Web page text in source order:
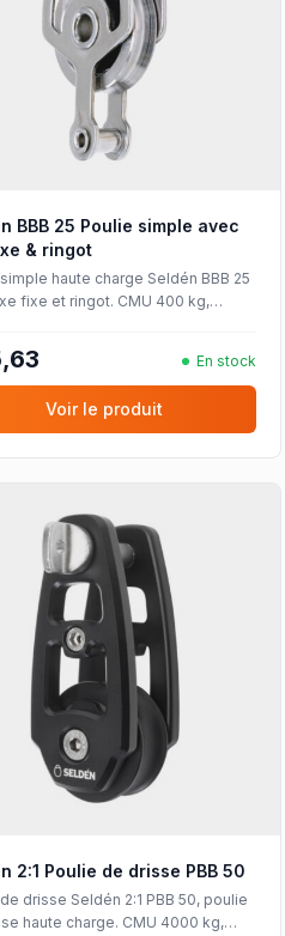
BBB 25 Poulie simple avec
& ringot
haute charge Seldén BBB 25
fixe et ringot. CMU 400 kg,
En stock
Voir le produit
2:1 Poulie de drisse PBB 50
drisse Seldén 2:1 PBB 50, poulie
haute charge. CMU 4000 kg,